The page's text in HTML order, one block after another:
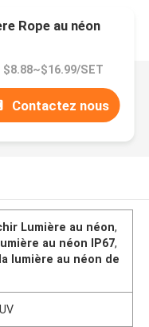
Rope au néon
$8.88~$16.99/SET
Contactez nous
Lumière au néon,
au néon IP67,
lumière au néon de